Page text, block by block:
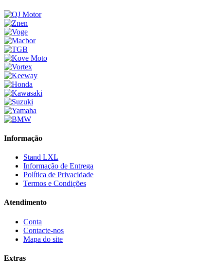
Informação
Stand LXL
Informação de Entrega
Política de Privacidade
Termos e Condições
Atendimento
Conta
Contacte-nos
Mapa do site
Extras